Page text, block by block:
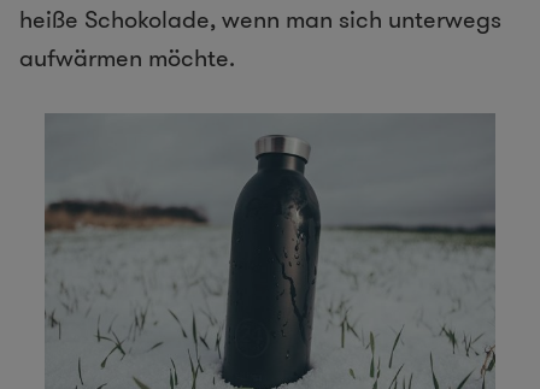
heiße Schokolade, wenn man sich unterwegs
aufwärmen möchte.